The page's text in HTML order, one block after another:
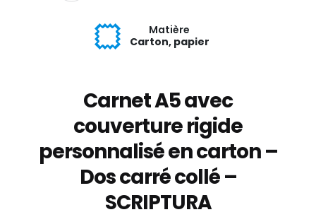
Matière
Carton, papier
Carnet A5 avec
couverture rigide
personnalisé en carton –
Dos carré collé –
SCRIPTURA